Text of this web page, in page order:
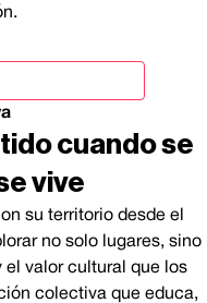
cuando se
vive
su territorio desde el
no solo lugares, sino
valor cultural que los
colectiva que educa,